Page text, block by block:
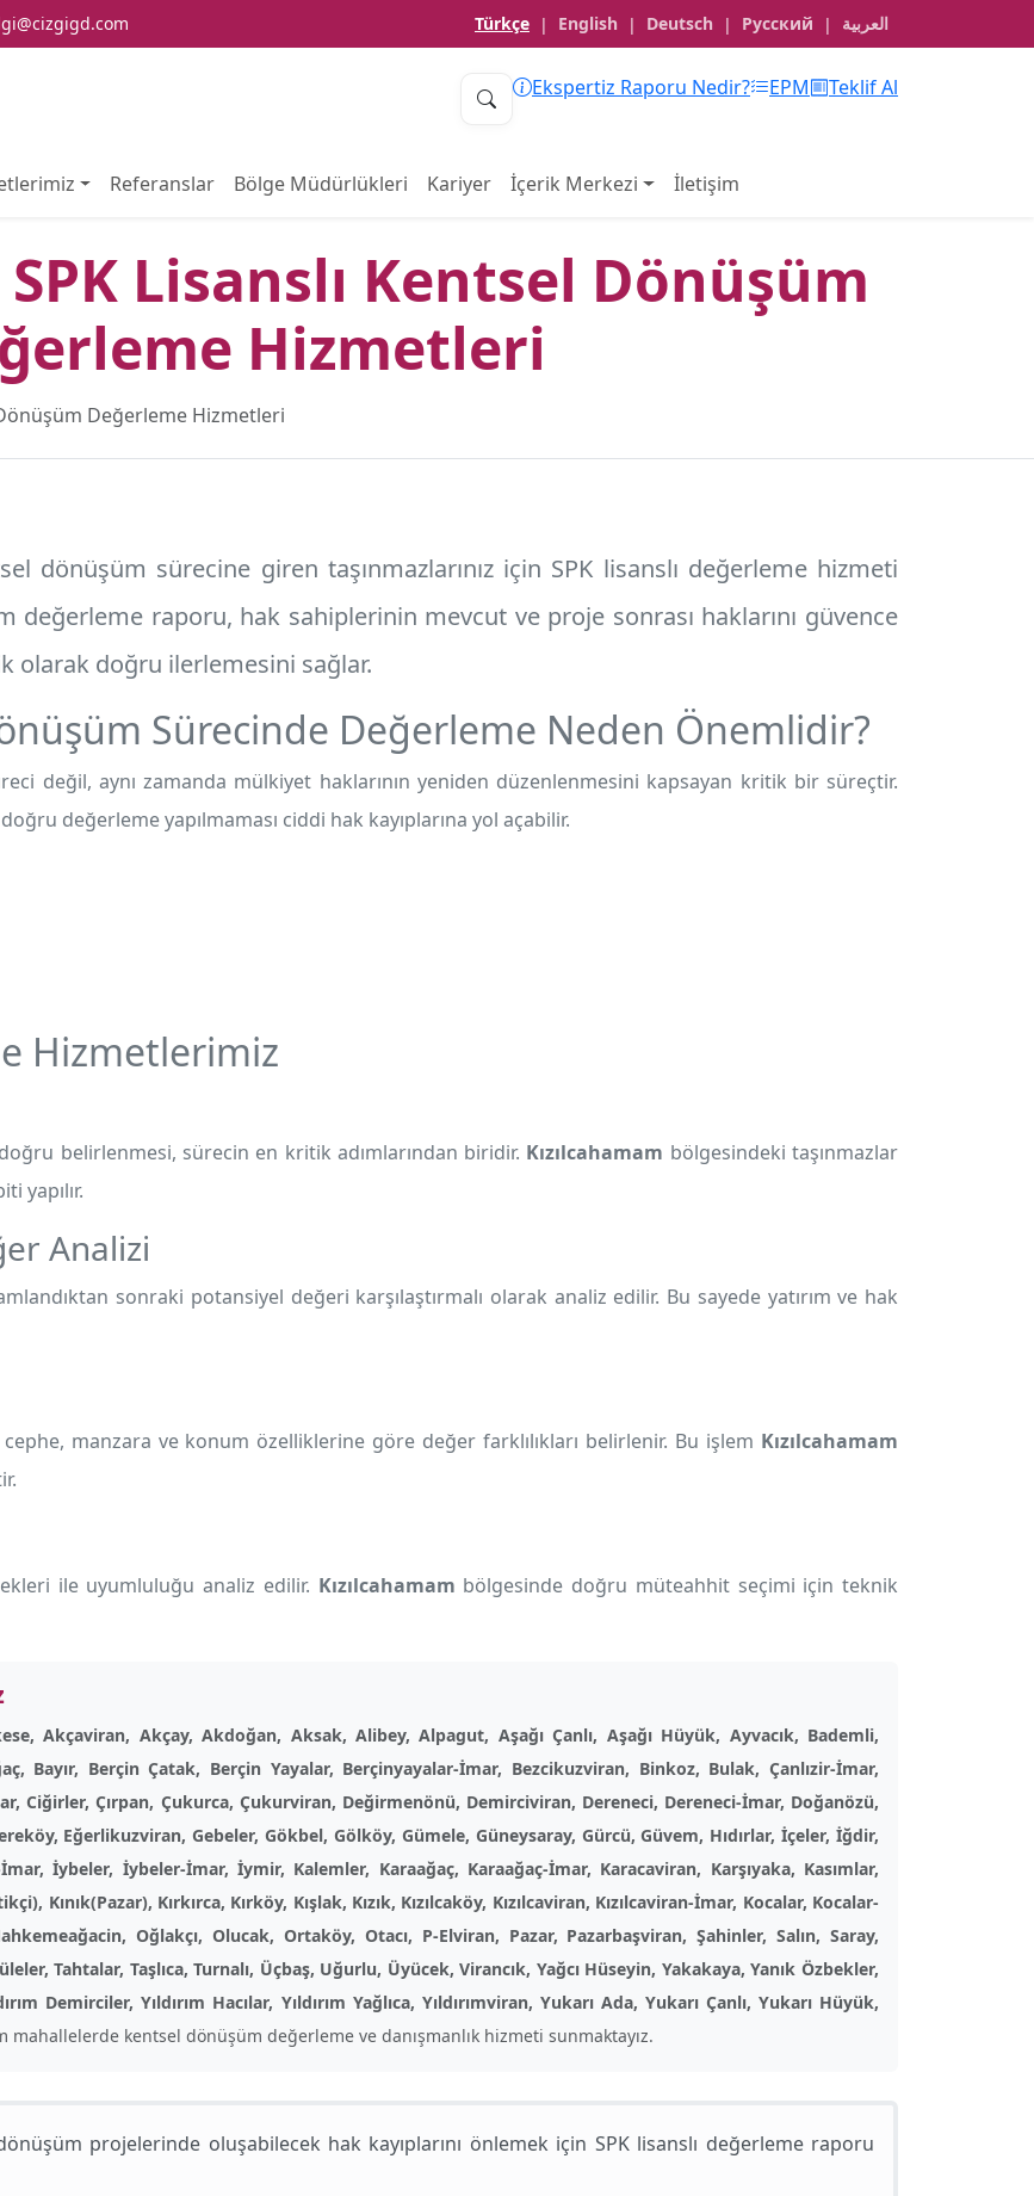
Türkçe | English | Deutsch | Русский | العربية
Ekspertiz Raporu Nedir? EPM Teklif Al
Referanslar Bölge Müdürlükleri Kariyer İçerik Merkezi İletişim
SPK Lisanslı Kentsel Dönüşüm
Hizmetleri
Değerleme Hizmetleri
dönüşüm sürecine giren taşınmazlarınız için SPK lisanslı değerleme hizmeti
değerleme raporu, hak sahiplerinin mevcut ve proje sonrası haklarını güvence
olarak doğru ilerlemesini sağlar.
Sürecinde Değerleme Neden Önemlidir?
değil, aynı zamanda mülkiyet haklarının yeniden düzenlenmesini kapsayan kritik bir süreçtir.
değerleme yapılmaması ciddi hak kayıplarına yol açabilir.
Hizmetlerimiz
belirlenmesi, sürecin en kritik adımlarından biridir. Kızılcahamam bölgesindeki taşınmazlar
yapılır.
Analizi
sonraki potansiyel değeri karşılaştırmalı olarak analiz edilir. Bu sayede yatırım ve hak
manzara ve konum özelliklerine göre değer farklılıkları belirlenir. Bu işlem Kızılcahamam
ile uyumluluğu analiz edilir. Kızılcahamam bölgesinde doğru müteahhit seçimi için teknik
Akçaviran, Akçay, Akdoğan, Aksak, Alibey, Alpagut, Aşağı Çanlı, Aşağı Hüyük, Ayvacık, Bademli,
Bayır, Berçin Çatak, Berçin Yayalar, Berçinyayalar-İmar, Bezcikuzviran, Binkoz, Bulak, Çanlızir-İmar,
Ciğirler, Çırpan, Çukurca, Çukurviran, Değirmenönü, Demirciviran, Dereneci, Dereneci-İmar, Doğanözü,
Eğerlikuzviran, Gebeler, Gökbel, Gölköy, Gümele, Güneysaray, Gürcü, Güvem, Hıdırlar, İçeler, İğdir,
İybeler, İybeler-İmar, İymir, Kalemler, Karaağaç, Karaağaç-İmar, Karacaviran, Karşıyaka, Kasımlar,
Kınık(Pazar), Kırkırca, Kırköy, Kışlak, Kızık, Kızılcaköy, Kızılcaviran, Kızılcaviran-İmar, Kocalar, Kocalar-
Oğlakçı, Olucak, Ortaköy, Otacı, P-Elviran, Pazar, Pazarbaşviran, Şahinler, Salın, Saray,
Tahtalar, Taşlıca, Turnalı, Üçbaş, Uğurlu, Üyücek, Virancık, Yağcı Hüseyin, Yakakaya, Yanık Özbekler,
Demirciler, Yıldırım Hacılar, Yıldırım Yağlıca, Yıldırımviran, Yukarı Ada, Yukarı Çanlı, Yukarı Hüyük,
mahallelerde kentsel dönüşüm değerleme ve danışmanlık hizmeti sunmaktayız.
projelerinde oluşabilecek hak kayıplarını önlemek için SPK lisanslı değerleme raporu